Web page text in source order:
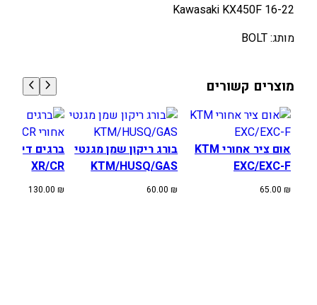
Kawasaki KX450F 16-22
מותג: BOLT
מוצרים קשורים
אום ציר אחורי KTM
EXC/EXC-F
65.00 ₪
בורג ריקון שמן מגנטי
KTM/HUSQ/GAS
60.00₪
ברגים דיסק
XR/CR
130.00₪